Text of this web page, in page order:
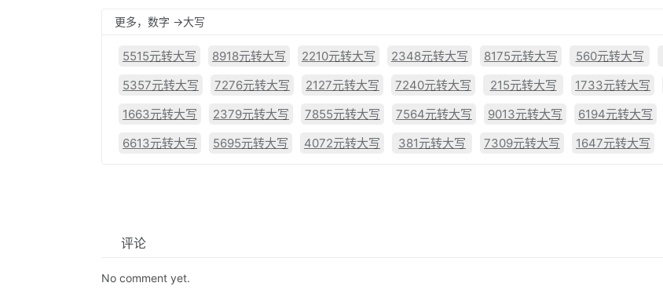
更多，数字 ->大写
5515元转大写 8918元转大写 2210元转大写 2348元转大写 8175元转大写 560元转大写
5357元转大写
7276元转大写 2127元转大写 7240元转大写 215元转大写 1733元转大写
1663元转大写
2379元转大写 7855元转大写 7564元转大写 9013元转大写 6194元转大写
6613元转大写
5695元转大写 4072元转大写 381元转大写 7309元转大写 1647元转大写
评论
No comment yet.